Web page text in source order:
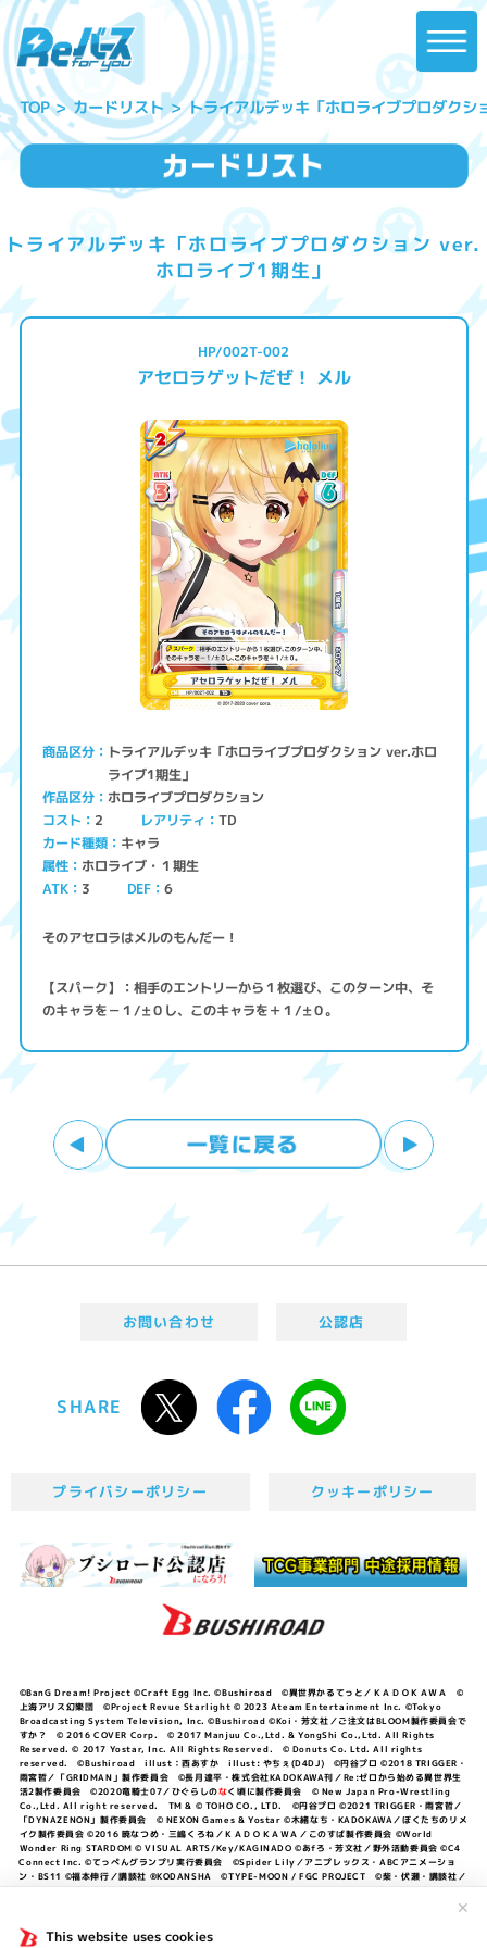
This website uses cookies
✕
TOP カードリスト トライアルデッキ「ホロライブプロダク
トライアルデッキ「ホロライブプロダクション ver.
ホロライブ1期生」
HP/002T-002
アセロラゲットだぜ！ メル
商品区分 トライアルデッキ「ホロライブプロダクション ver.ホロ
ライブ1期生」
作品区分 ホロライブプロダクション
コスト 2 レアリティ TD
カード種類 キャラ
属性 ホロライブ・１期生
ATK 3 DEF 6
そのアセロラはメルのもんだー！
【スパーク】：相手のエントリーから１枚選び、このターン中、そ
のキャラを－１/±０し、このキャラを＋１/±０。
お問い合わせ 公認店
SHARE
プライバシーポリシー クッキーポリシー
©BanG Dream! Project ©Craft Egg Inc. ©Bushiroad ©異世界かるてっと／ＫＡＤＯＫＡＷＡ ©
上海アリス幻樂団 ©Project Revue Starlight © 2023 Ateam Entertainment Inc. ©Tokyo
Broadcasting System Television, Inc. ©Bushiroad ©Koi・芳文社／ご注文はBLOOM製作委員会で
すか？ © 2016 COVER Corp. © 2017 Manjuu Co.,Ltd. & YongShi Co.,Ltd. All Rights
Reserved. © 2017 Yostar, Inc. All Rights Reserved. © Donuts Co. Ltd. All rights
reserved. ©Bushiroad illust：西あすか illust: やちぇ(D4DJ) ©円谷プロ ©2018 TRIGGER・
雨宮哲／「GRIDMAN」製作委員会 ©長月達平・株式会社KADOKAWA刊／Re:ゼロから始める異世界生
活2製作委員会 ©2020竜騎士07／ひぐらしのなく頃に製作委員会 © New Japan Pro-Wrestling
Co.,Ltd. All right reserved. TM & © TOHO CO., LTD. ©円谷プロ ©2021 TRIGGER・雨宮哲／
「DYNAZENON」製作委員会 © NEXON Games & Yostar ©木緒なち・KADOKAWA／ぼくたちのリメ
イク製作委員会 ©2016 暁なつめ・三嶋くろね／ＫＡＤＯＫＡＷＡ／このすば製作委員会 ©World
Wonder Ring STARDOM © VISUAL ARTS/Key/KAGINADO ©あfろ・芳文社／野外活動委員会 ©C4
Connect Inc. ©てっぺんグランプリ実行委員会 ©Spider Lily／アニプレックス・ABCアニメーショ
ン・BS11 ©福本伸行／講談社 ®KODANSHA ©TYPE-MOON / FGC PROJECT ©柴・伏瀬・講談社／
©中村力斗・野澤ゆき子／集英社・君のことが大大大大大好きな製作委員会 ©IIS-P／ぽんのみち製作委